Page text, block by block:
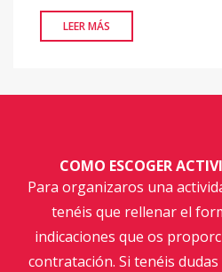
LEER MÁS
COMO ESCOGER
Para organizaros una
tenéis que rellenar el
indicaciones que os
contratación. Si tenéis